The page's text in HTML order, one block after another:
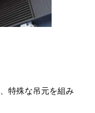
特殊な吊元を組み